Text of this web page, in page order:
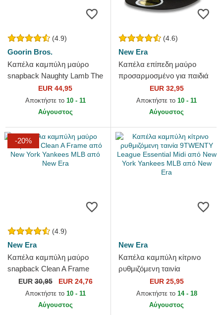
(4.9)
Goorin Bros.
Καπέλα καμπύλη μαύρο
snapback Naughty Lamb The
Farm Goorin Bros.
EUR 44,95
Αποκτήστε το 10 - 11
Αύγουστος
(4.6)
New Era
Καπέλα επίπεδη μαύρο
προσαρμοσμένο για παιδιά
59FIFTY από New York
Yankees MLB από New Era
EUR 32,95
Αποκτήστε το 10 - 11
Αύγουστος
-20%
(4.9)
New Era
Καπέλα καμπύλη μαύρο
snapback Clean A Frame
από New York Yankees MLB
από New Era
EUR30,95 EUR 24,76
Αποκτήστε το 10 - 11
Αύγουστος
New Era
Καπέλα καμπύλη κίτρινο
ρυθμιζόμενη ταινία
9TWENTY League Essential
Midi από New York Yankees
EUR 25,95
Αποκτήστε το 14 - 18
Αύγουστος